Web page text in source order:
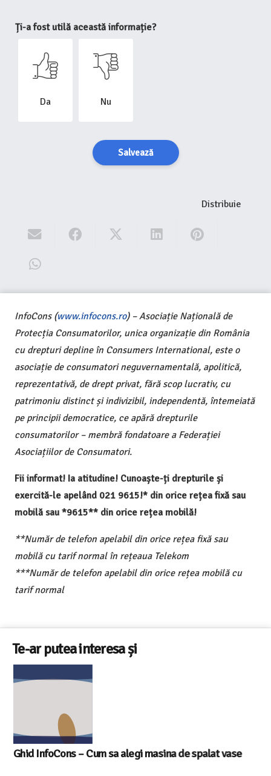
Ți-a fost utilă această informație?
Da Nu
Salvează
Distribuie
InfoCons (www.infocons.ro) – Asociație Națională de
Protecția Consumatorilor, unica organizație din România
cu drepturi depline în Consumers International, este o
asociație de consumatori neguvernamentală, apolitică,
reprezentativă, de drept privat, fără scop lucrativ, cu
patrimoniu distinct și indivizibil, independentă, întemeiată
pe principii democratice, ce apără drepturile
consumatorilor – membră fondatoare a Federației
Asociațiilor de Consumatori.
Fii informat! Ia atitudine! Cunoaște-ți drepturile și
exercită-le apelând 021 9615!* din orice rețea fixă sau
mobilă sau *9615** din orice rețea mobilă!
**Număr de telefon apelabil din orice rețea fixă sau
mobilă cu tarif normal în rețeaua Telekom
***Număr de telefon apelabil din orice rețea mobilă cu
tarif normal
Te-ar putea interesa și